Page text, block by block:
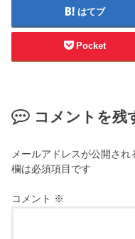
はてブ
Pocket
コメントを残
メールアドレスが公開され
欄は必須項目です
コメント ※